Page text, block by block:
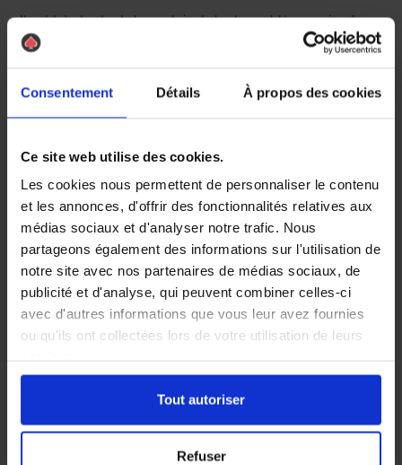
Consentement Détails À propos des cookies
Ce site web utilise des cookies.
Les cookies nous permettent de personnaliser le contenu
et les annonces, d'offrir des fonctionnalités relatives aux
médias sociaux et d'analyser notre trafic. Nous
partageons également des informations sur l'utilisation de
notre site avec nos partenaires de médias sociaux, de
publicité et d'analyse, qui peuvent combiner celles-ci
avec d'autres informations que vous leur avez fournies
ou qu'ils ont collectées lors de votre utilisation de leurs
Tout autoriser
Refuser
Il est très tentant de vouloir régler le problème soi-même
en coupant la branche ou en brûlant le cocon. Cependant,
procéder soi-même au
poils volatils vont inévitablement contaminer votre peau,
vos vêtements et vos voies respiratoires.
de faire intervenir unexpert en traitement des chenilles
processionnaires. ChezAS DE PIC, nos techniciens
spécialisés sont formés pour évaluer la hauteur et
l’accessibilité de vos arbres. Du piégeage ciblé (éco-
pièges) à la destruction directe du nid, nous choisissons la
méthode la plus sûre et la plus efficace pour vous
débarrasser de ces nuisibles. Ne prenez aucun risque
inutile avec votre santé !
FAQ sur les chenilles processionnaires
À quelle période descendent-
elles des arbres ?
Généralement, la procession vers le sol se déroule entre